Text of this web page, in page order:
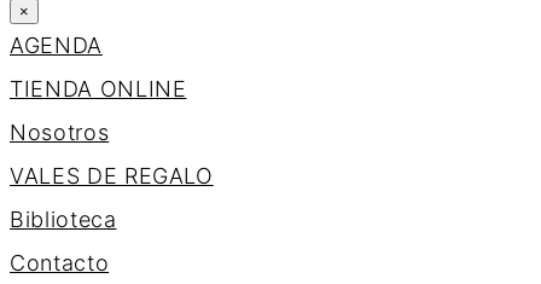
×
AGENDA
TIENDA ONLINE
Nosotros
VALES DE REGALO
Biblioteca
Contacto